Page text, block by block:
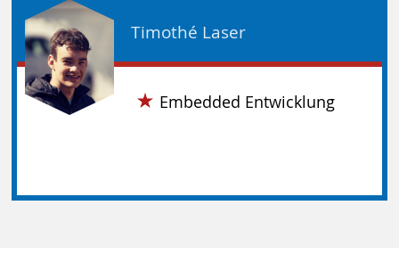
Timothé Laser
Embedded Entwicklung